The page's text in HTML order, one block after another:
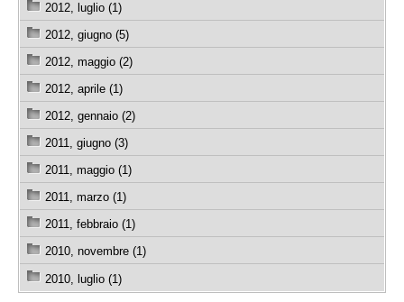
2012, luglio (1)
2012, giugno (5)
2012, maggio (2)
2012, aprile (1)
2012, gennaio (2)
2011, giugno (3)
2011, maggio (1)
2011, marzo (1)
2011, febbraio (1)
2010, novembre (1)
2010, luglio (1)